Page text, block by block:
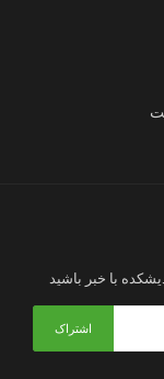
با خبر باشید